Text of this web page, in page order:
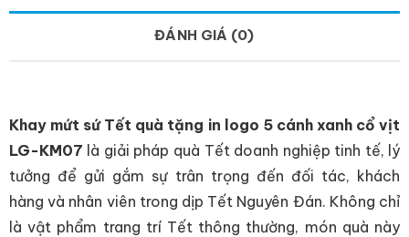
ĐÁNH GIÁ (0)
Khay mứt sứ Tết quà tặng in logo 5 cánh xanh cổ vịt
LG-KM07 là giải pháp quà Tết doanh nghiệp tinh tế, lý
tưởng để gửi gắm sự trân trọng đến đối tác, khách
hàng và nhân viên trong dịp Tết Nguyên Đán. Không chỉ
là vật phẩm trang trí Tết thông thường, món quà này